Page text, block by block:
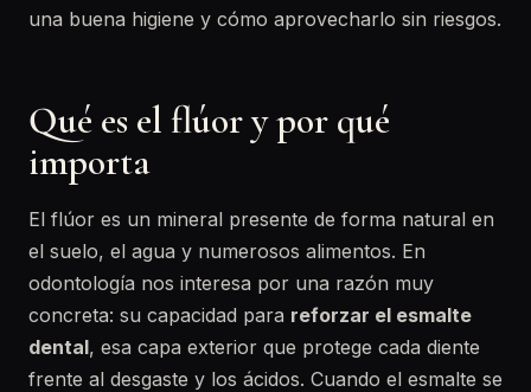
una buena higiene y cómo aprovecharlo sin riesgos.
Qué es el flúor y por qué
importa
El flúor es un mineral presente de forma natural en
el suelo, el agua y numerosos alimentos. En
odontología nos interesa por una razón muy
concreta: su capacidad para reforzar el esmalte
dental, esa capa exterior que protege cada diente
frente al desgaste y los ácidos. Cuando el esmalte se